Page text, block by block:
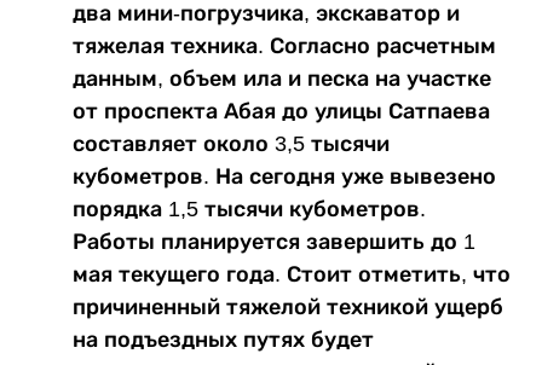
два мини-погрузчика, экскаватор и
тяжелая техника. Согласно расчетным
данным, объем ила и песка на участке
от проспекта Абая до улицы Сатпаева
составляет около 3,5 тысячи
кубометров. На сегодня уже вывезено
порядка 1,5 тысячи кубометров.
Работы планируется завершить до 1
мая текущего года. Стоит отметить, что
причиненный тяжелой техникой ущерб
на подъездных путях будет